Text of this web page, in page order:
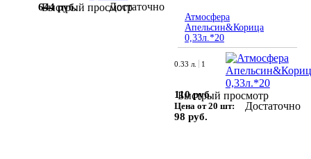
Быстрый просмотр
644 руб. Достаточно
Атмосфера
Апельсин&Корица
0,33л.*20
Быстрый просмотр
0.33 л. 1
110 руб.
Цена от 20 шт:
98 руб.
Достаточно